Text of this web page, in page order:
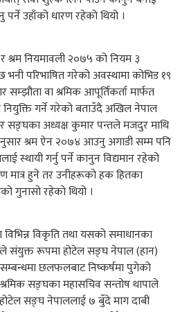
उहाँको धारण रहेको थियो ।
नियमावली २०७५ को नियम ३
भनी परिभाषित गरेको अवस्थामा कोभिड १९
सम्झौता वा श्रमिक आपूर्तिकर्ता मार्फत
नियुक्ति गर्ने गरेको बताउँदै अखिल नेपाल
सङ्घका अध्यक्ष कुमार पन्तले मजदुर माथि
श्रम ऐन २०७४ आउनु अगाडी सम्म पनि
स्थायी गर्नु पर्ने कानुन विद्यमान रहेको
मात्र हुने तर उनीहरूको हक हितका
गुनासो रहेको थियो ।
विकृति तथा यसको समाधानका
संयुक्त रूपमा होटेल सङ्घ नेपाल (हान)
छलफलबाट निष्कर्षमा पुगेको
सङ्घका महासचिव सन्तोष थापाले
सङ्घ नेपाललाई ७ बुँदे माग दाबी